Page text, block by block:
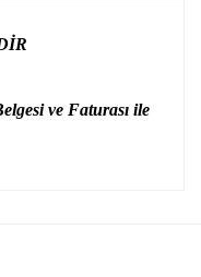
ve Faturası ile